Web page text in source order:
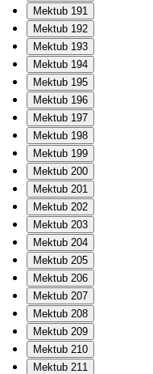
Mektub 191
Mektub 192
Mektub 193
Mektub 194
Mektub 195
Mektub 196
Mektub 197
Mektub 198
Mektub 199
Mektub 200
Mektub 201
Mektub 202
Mektub 203
Mektub 204
Mektub 205
Mektub 206
Mektub 207
Mektub 208
Mektub 209
Mektub 210
Mektub 211